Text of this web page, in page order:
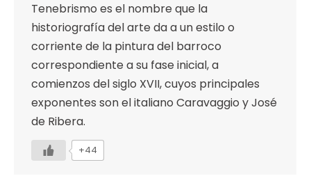
Tenebrismo es el nombre que la
historiografía del arte da a un estilo o
corriente de la pintura del barroco
correspondiente a su fase inicial, a
comienzos del siglo XVII, cuyos principales
exponentes son el italiano Caravaggio y José
de Ribera.
+44